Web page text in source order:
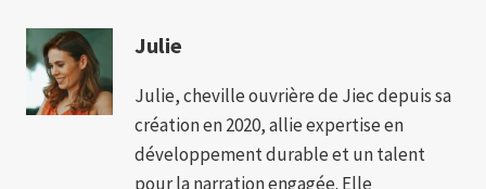
Julie
Julie, cheville ouvrière de Jiec depuis sa
création en 2020, allie expertise en
développement durable et un talent
pour la narration engagée. Elle